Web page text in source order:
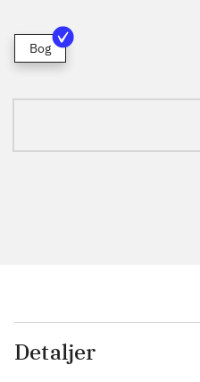
Bog
Detaljer